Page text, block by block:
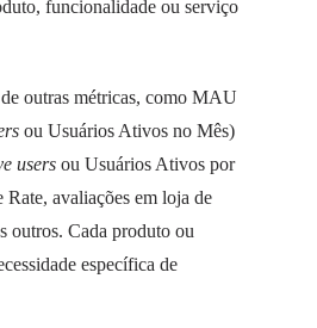
funcionalidade ou serviço
outras métricas, como MAU
ou Usuários Ativos no Mês)
users ou Usuários Ativos por
avaliações em loja de
outros. Cada produto ou
específica de